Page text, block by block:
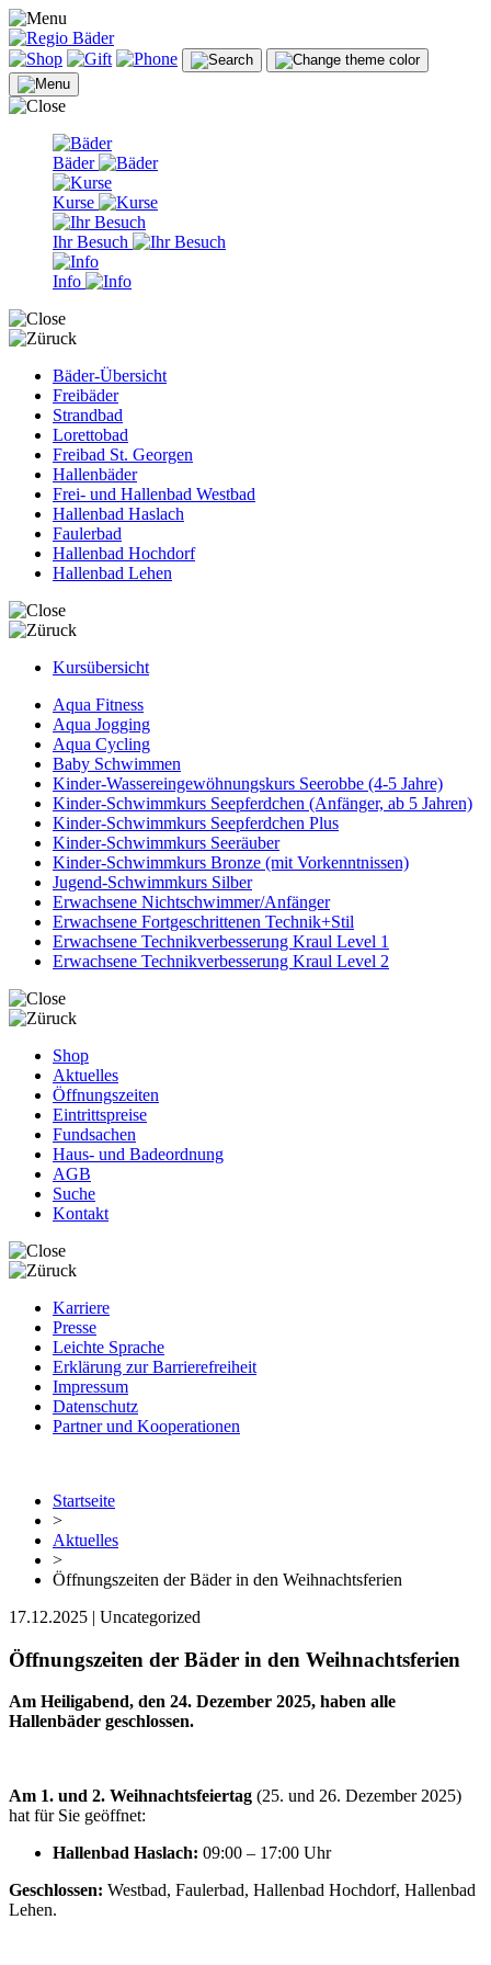
Bäder
Kurse
Ihr Besuch
Info
Bäder-Übersicht
Freibäder
Strandbad
Lorettobad
Freibad St. Georgen
Hallenbäder
Frei- und Hallenbad Westbad
Hallenbad Haslach
Faulerbad
Hallenbad Hochdorf
Hallenbad Lehen
Kursübersicht
Aqua Fitness
Aqua Jogging
Aqua Cycling
Baby Schwimmen
Kinder-Wassereingewöhnungskurs Seerobbe (4-5 Jahre)
Kinder-Schwimmkurs Seepferdchen (Anfänger, ab 5 Jahren)
Kinder-Schwimmkurs Seepferdchen Plus
Kinder-Schwimmkurs Seeräuber
Kinder-Schwimmkurs Bronze (mit Vorkenntnissen)
Jugend-Schwimmkurs Silber
Erwachsene Nichtschwimmer/Anfänger
Erwachsene Fortgeschrittenen Technik+Stil
Erwachsene Technikverbesserung Kraul Level 1
Erwachsene Technikverbesserung Kraul Level 2
Shop
Aktuelles
Öffnungszeiten
Eintrittspreise
Fundsachen
Haus- und Badeordnung
AGB
Suche
Kontakt
Karriere
Presse
Leichte Sprache
Erklärung zur Barrierefreiheit
Impressum
Datenschutz
Partner und Kooperationen
Startseite
>
Aktuelles
>
Öffnungszeiten der Bäder in den Weihnachtsferien
17.12.2025 | Uncategorized
Öffnungszeiten der Bäder in den Weihnachtsferien
Am Heiligabend, den 24. Dezember 2025, haben alle
Hallenbäder geschlossen.
Am 1. und 2. Weihnachtsfeiertag (25. und 26. Dezember 2025)
hat für Sie geöffnet:
Hallenbad Haslach: 09:00 – 17:00 Uhr
Geschlossen: Westbad, Faulerbad, Hallenbad Hochdorf, Hallenbad
Lehen.